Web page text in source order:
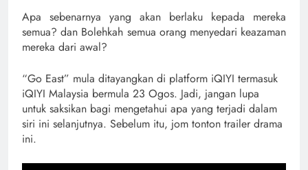
Apa sebenarnya yang akan berlaku kepada mereka
semua? dan Bolehkah semua orang menyedari keazaman
mereka dari awal?
“Go East” mula ditayangkan di platform iQIYI termasuk
iQIYI Malaysia bermula 23 Ogos. Jadi, jangan lupa
untuk saksikan bagi mengetahui apa yang terjadi dalam
siri ini selanjutnya. Sebelum itu, jom tonton trailer drama
ini.